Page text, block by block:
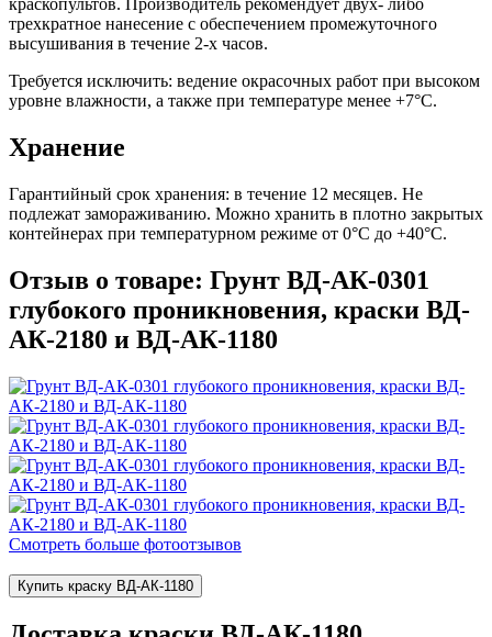
краскопультов. Производитель рекомендует двух- либо
трехкратное нанесение с обеспечением промежуточного
высушивания в течение 2-х часов.
Требуется исключить: ведение окрасочных работ при высоком
уровне влажности, а также при температуре менее +7°С.
Хранение
Гарантийный срок хранения: в течение 12 месяцев. Не
подлежат замораживанию. Можно хранить в плотно закрытых
контейнерах при температурном режиме от 0°С до +40°С.
Отзыв о товаре: Грунт ВД-АК-0301
глубокого проникновения, краски ВД-
АК-2180 и ВД-АК-1180
Смотреть больше фотоотзывов
Купить краску ВД-АК-1180